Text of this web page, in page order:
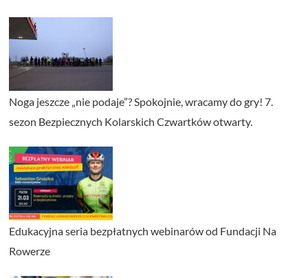
Noga jeszcze „nie podaje”? Spokojnie, wracamy do gry! 7.
sezon Bezpiecznych Kolarskich Czwartków otwarty.
Edukacyjna seria bezpłatnych webinarów od Fundacji Na
Rowerze